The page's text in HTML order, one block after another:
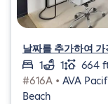
날짜를 추가하여
1
1
664
#616A • AVA
Beach